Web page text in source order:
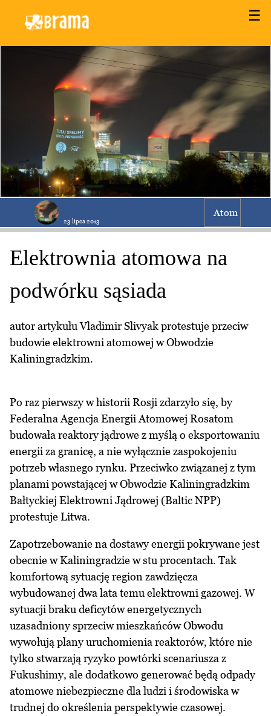
☰
23 lipca 2013
Atom
Elektrownia atomowa na
podwórku sąsiada
autor artykułu Vladimir Slivyak protestuje przeciw
budowie elektrowni atomowej w Obwodzie
Kaliningradzkim.
Po raz pierwszy w historii Rosji zdarzyło się, by
Federalna Agencja Energii Atomowej Rosatom
budowała reaktory jądrowe z myślą o eksportowaniu
energii za granicę, a nie wyłącznie zaspokojeniu
potrzeb własnego rynku. Przeciwko związanej z tym
planami powstającej w Obwodzie Kaliningradzkim
Bałtyckiej Elektrowni Jądrowej (Baltic NPP)
protestuje Litwa.
Zapotrzebowanie na dostawy energii pokrywane jest
obecnie w Kaliningradzie w stu procentach. Tak
komfortową sytuację region zawdzięcza
wybudowanej dwa lata temu elektrowni gazowej. W
sytuacji braku deficytów energetycznych
uzasadniony sprzeciw mieszkańców Obwodu
wywołują plany uruchomienia reaktorów, które nie
tylko stwarzają ryzyko powtórki scenariusza z
Fukushimy, ale dodatkowo generować będą odpady
atomowe niebezpieczne dla ludzi i środowiska w
trudnej do określenia perspektywie czasowej.